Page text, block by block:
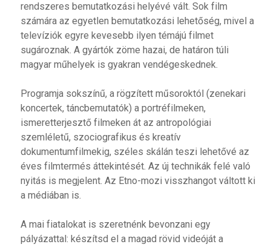
rendszeres bemutatkozási helyévé vált. Sok film
számára az egyetlen bemutatkozási lehetőség, mivel a
televíziók egyre kevesebb ilyen témájú filmet
sugároznak. A gyártók zöme hazai, de határon túli
magyar műhelyek is gyakran vendégeskednek.
Programja sokszínű, a rögzített műsoroktól (zenekari
koncertek, táncbemutatók) a portréfilmeken,
ismeretterjesztő filmeken át az antropológiai
szemléletű, szociografikus és kreatív
dokumentumfilmekig, széles skálán teszi lehetővé az
éves filmtermés áttekintését. Az új technikák felé való
nyitás is megjelent. Az Etno-mozi visszhangot váltott ki
a médiában is.
A mai fiatalokat is szeretnénk bevonzani egy
pályázattal: készítsd el a magad rövid videóját a